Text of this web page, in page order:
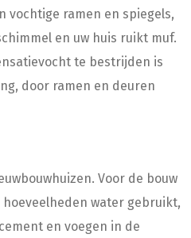
vochtige ramen en spiegels,
en uw huis ruikt muf.
te bestrijden is
door ramen en deuren
Voor de bouw
water gebruikt,
en voegen in de